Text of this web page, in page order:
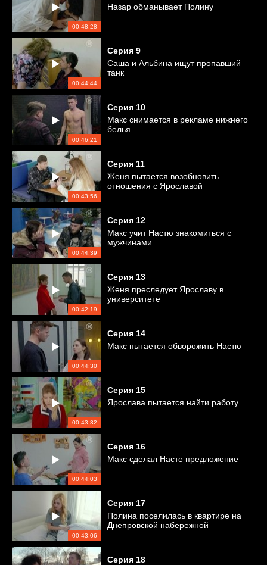
00:48:28
Назар обманывает Полину
00:44:44
Серия 9
Саша и Альбина ищут пропавший
танк
00:46:21
Серия 10
Макс снимается в рекламе нижнего
белья
00:43:56
Серия 11
Женя пытается возобновить
отношения с Ярославой
00:44:39
Серия 12
Макс учит Настю знакомиться с
мужчинами
00:42:19
Серия 13
Женя преследует Ярославу в
университете
00:44:30
Серия 14
Макс пытается обворожить Настю
00:43:32
Серия 15
Ярослава пытается найти работу
00:44:03
Серия 16
Макс сделал Насте предложение
00:43:06
Серия 17
Полина поселилась в квартире на
Днепровской набережной
Серия 18